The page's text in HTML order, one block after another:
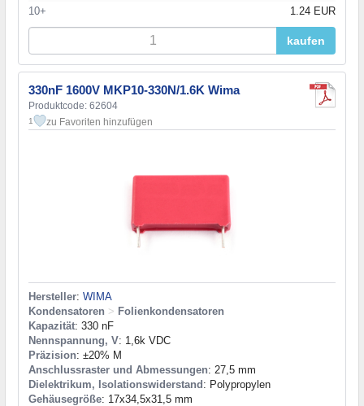
10+ 1.24 EUR
kaufen
330nF 1600V MKP10-330N/1.6K Wima
Produktcode: 62604
1 zu Favoriten hinzufügen
Hersteller: WIMA
Kondensatoren > Folienkondensatoren
Kapazität: 330 nF
Nennspannung, V: 1,6k VDC
Präzision: ±20% M
Anschlussraster und Abmessungen: 27,5 mm
Dielektrikum, Isolationswiderstand: Polypropylen
Gehäusegröße: 17x34,5x31,5 mm